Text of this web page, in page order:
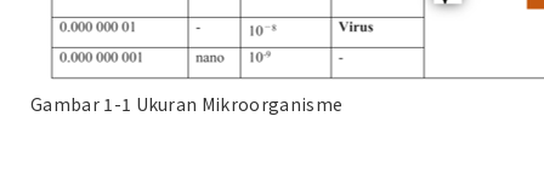
Gambar 1-1 Ukuran Mikroorganisme